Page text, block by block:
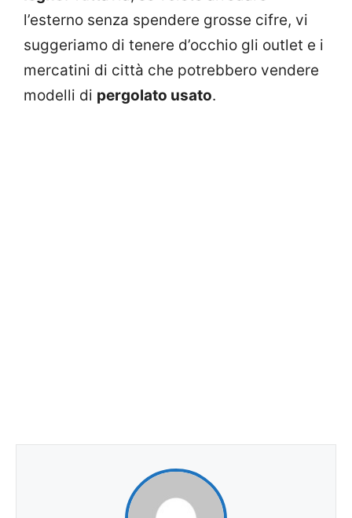
l’esterno senza spendere grosse cifre, vi
suggeriamo di tenere d’occhio gli outlet e i
mercatini di città che potrebbero vendere
modelli di pergolato usato.